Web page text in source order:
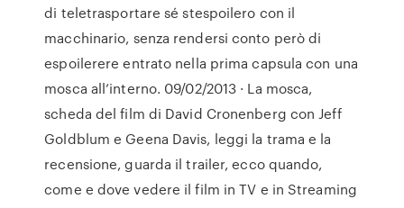
di teletrasportare sé stespoilero con il
macchinario, senza rendersi conto però di
espoilerere entrato nella prima capsula con una
mosca all’interno. 09/02/2013 · La mosca,
scheda del film di David Cronenberg con Jeff
Goldblum e Geena Davis, leggi la trama e la
recensione, guarda il trailer, ecco quando,
come e dove vedere il film in TV e in Streaming